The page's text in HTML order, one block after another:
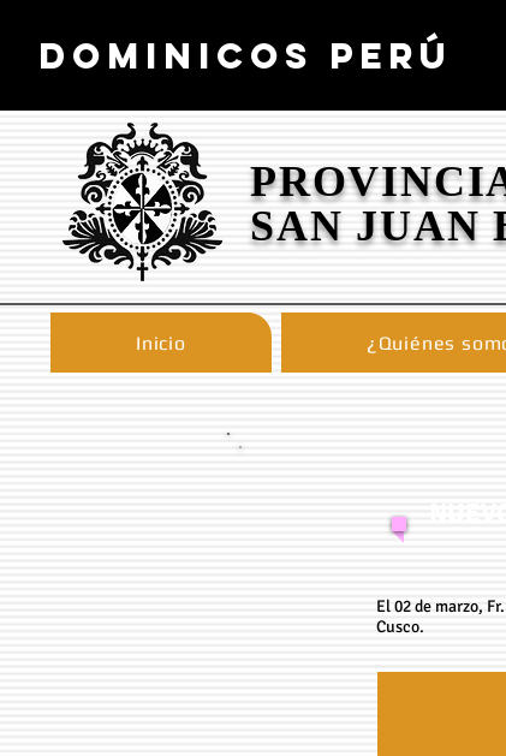
DOMINICOS PERÚ
SAN JUAN
Inicio ¿Quiénes
El 02 de marzo,
Cusco.